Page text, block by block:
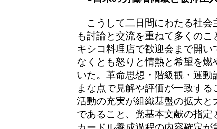
こうして二日間にわたる社会
も討論と交流を重ねて多くの
キシコ料理店で歓迎会まで開
なくとも怒りと情熱と希望を
いた。革命思想・階級観・運
まな点で見解や評価が一致す
活動の充実が組織基盤の拡大
であること、党基本文献の指